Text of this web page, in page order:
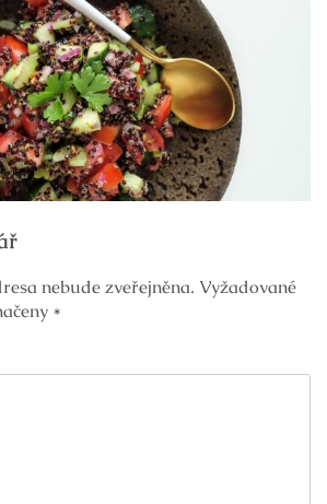
nebude zveřejněna. Vyžadované
*